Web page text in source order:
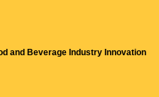
and Beverage Industry Innovation